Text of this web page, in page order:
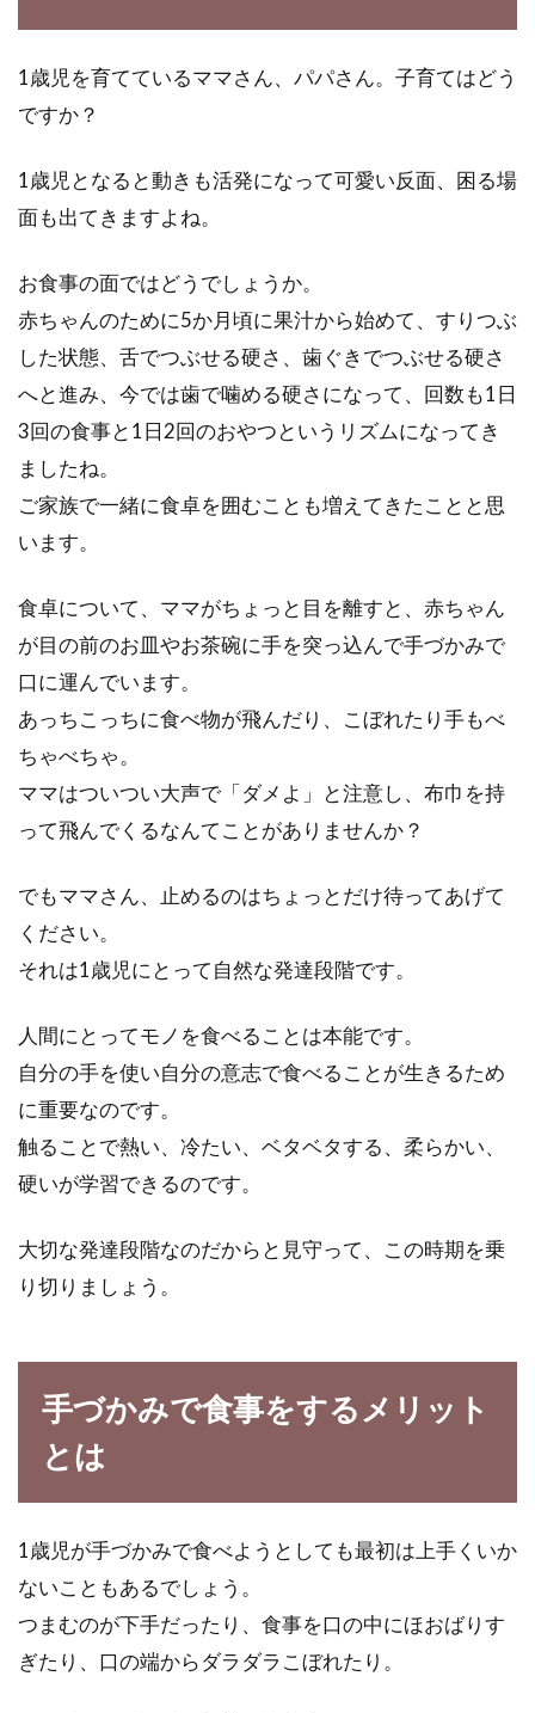
肥満を防げる...
の？精製塩に代わるものは？
現在販売されている塩のほどんどは、精製塩で
牛乳が嫌い、代わりにヨーグルトで
も摂れる栄養は同じなのか
私たちの生活に当たり前のようにある「牛乳」
は、しっかり気を付けよう
会。お酒に強い人もいれば、弱い人もいます
が、アルコー...
たしてどれぐらいなのか？
どんな料理でもどれぐらい塩分が入っているか
気になるものですよね。毎日味噌汁1杯を飲む
するための食事内容～
できなくな...
梅酒の豊かな香りと、まろやかな風味は魅力的
ですね。アルコールは苦手だけど、梅酒なら飲
めるとい...
1歳児を育てているママさん、パパさん。子育てはどう
ですか？
1歳児となると動きも活発になって可愛い反面、困る場
面も出てきますよね。
お食事の面ではどうでしょうか。
赤ちゃんのために5か月頃に果汁から始めて、すりつぶ
した状態、舌でつぶせる硬さ、歯ぐきでつぶせる硬さ
へと進み、今では歯で噛める硬さになって、回数も1日
3回の食事と1日2回のおやつというリズムになってき
ましたね。
ご家族で一緒に食卓を囲むことも増えてきたことと思
います。
食卓について、ママがちょっと目を離すと、赤ちゃん
が目の前のお皿やお茶碗に手を突っ込んで手づかみで
口に運んでいます。
あっちこっちに食べ物が飛んだり、こぼれたり手もべ
ちゃべちゃ。
ママはついつい大声で「ダメよ」と注意し、布巾を持
って飛んでくるなんてことがありませんか？
でもママさん、止めるのはちょっとだけ待ってあげて
ください。
それは1歳児にとって自然な発達段階です。
人間にとってモノを食べることは本能です。
自分の手を使い自分の意志で食べることが生きるため
に重要なのです。
触ることで熱い、冷たい、ベタベタする、柔らかい、
硬いが学習できるのです。
大切な発達段階なのだからと見守って、この時期を乗
り切りましょう。
手づかみで食事をするメリット
とは
1歳児が手づかみで食べようとしても最初は上手くいか
ないこともあるでしょう。
つまむのが下手だったり、食事を口の中にほおばりす
ぎたり、口の端からダラダラこぼれたり。